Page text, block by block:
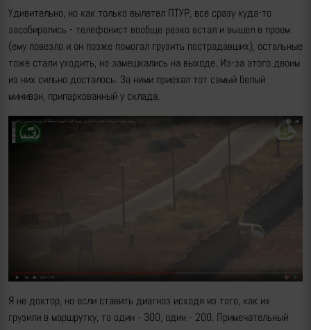
Удивительно, но как только вылетел ПТУР, все сразу куда-то
засобирались - телефонист вообще резко встал и вышел в проем
(ему повезло и он позже помогал грузить пострадавших), остальные
тоже стали уходить, но замешкались на выходе. Из-за этого двоим
из них сильно досталось. За ними приехал тот самый белый
минивэн, припаркованный у склада.
Я не доктор, но если ставить диагноз исходя из того, как их
грузили в маршрутку, то один - 300, один - 200. Примечательный